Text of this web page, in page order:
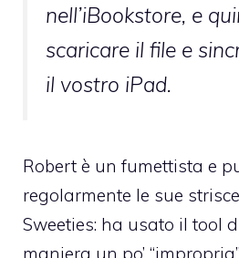
nell’iBookstore, e
scaricare il file e
il vostro iPad.
Robert è un fumettista e
regolarmente le sue
Sweeties: ha usato il tool
maniera un po’